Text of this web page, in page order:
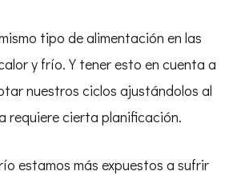
tipo de alimentación en las
y frío. Y tener esto en cuenta a
nuestros ciclos ajustándolos al
requiere cierta planificación.
estamos más expuestos a sufrir